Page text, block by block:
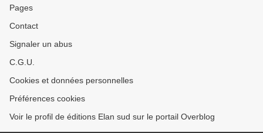
Pages
Contact
Signaler un abus
C.G.U.
Cookies et données personnelles
Préférences cookies
Voir le profil de éditions Elan sud sur le portail Overblog